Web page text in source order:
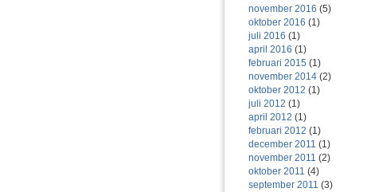
november 2016 (5)
oktober 2016 (1)
juli 2016 (1)
april 2016 (1)
februari 2015 (1)
november 2014 (2)
oktober 2012 (1)
juli 2012 (1)
april 2012 (1)
februari 2012 (1)
december 2011 (1)
november 2011 (2)
oktober 2011 (4)
september 2011 (3)